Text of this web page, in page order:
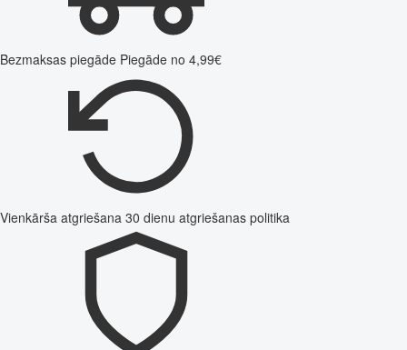
Bezmaksas piegāde Piegāde no 4,99€
Vienkārša atgriešana 30 dienu atgriešanas politika